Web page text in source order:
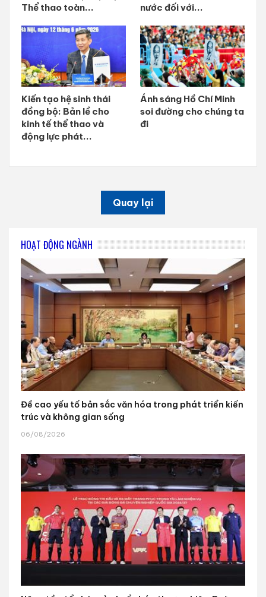
Thể thao toàn...
nước đối với...
Kiến tạo hệ sinh thái
đồng bộ: Bản lề cho
kinh tế thể thao và
động lực phát...
Ánh sáng Hồ Chí Minh
soi đường cho chúng ta
đi
Quay lại
HOẠT ĐỘNG NGÀNH
Đề cao yếu tố bản sắc văn hóa trong phát triển kiến
trúc và không gian sống
06/08/2026